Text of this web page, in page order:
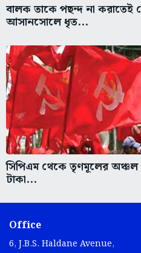
বালক তাকে পছন্দ না
আসানসোলে ধৃত...
সিপিএম থেকে তৃণমূলের অঞ্চল
টাকা...
Office
6, J.B.S. Haldane Avenue,